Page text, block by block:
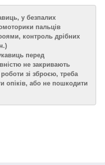
у безпалих
пальців
контроль дрібних
перед
не закривають
зі зброєю, треба
опіків, або не пошкодити